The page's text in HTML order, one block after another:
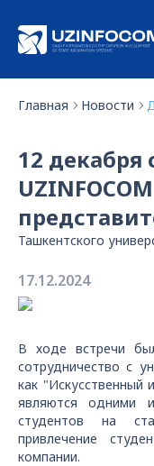
Главная Новости
12 декабря
Ташкентского
17.12.2024
В ходе встречи
сотрудничество с
как "Искусственный
являются одними
студентов на
привлечение
компании.